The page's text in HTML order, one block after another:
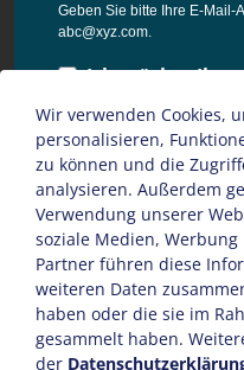
Geben Sie bitte Ihre E-Mail-
abc@xyz.com.
Ich möchte
und akzeptiere
Webseite.
Sie können den Newsletter
Newsletter abbestellen.
Wir verwenden Cookies,
personalisieren,
zu können und die
analysieren. Außerdem
Verwendung unserer
soziale Medien,
Partner führen diese
weiteren Daten
haben oder die sie im
gesammelt haben.
der